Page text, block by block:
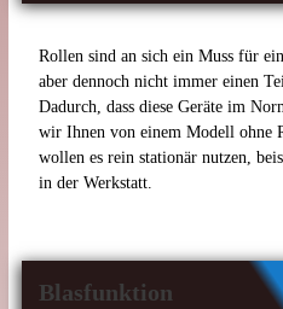
Rollen sind an sich ein Muss für
aber dennoch nicht immer einen
Dadurch, dass diese Geräte im
wir Ihnen von einem Modell ohne
wollen es rein stationär nutzen,
in der Werkstatt.
Blasfunktion